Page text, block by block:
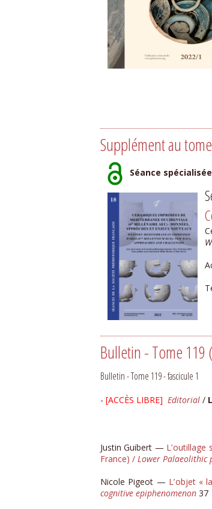
Supplément au
Séance
Bulletin - Tome 119
Bulletin - Tome 119 - fascicule 1
- [ACCÈS LIBRE] Editorial /
Justin Guibert — L’
France) / Lower Palaeolithic
Nicole Pigeot — L’ objet «
cognitive epiphenomenon 37